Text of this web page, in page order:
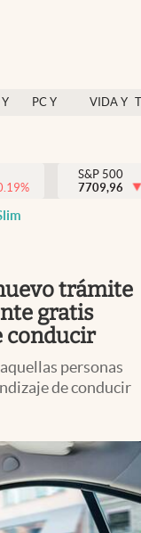
PC Y
VIDA Y
México
%
S&P 500
7709,96
trámite
gratis
conducir
personas
de conducir